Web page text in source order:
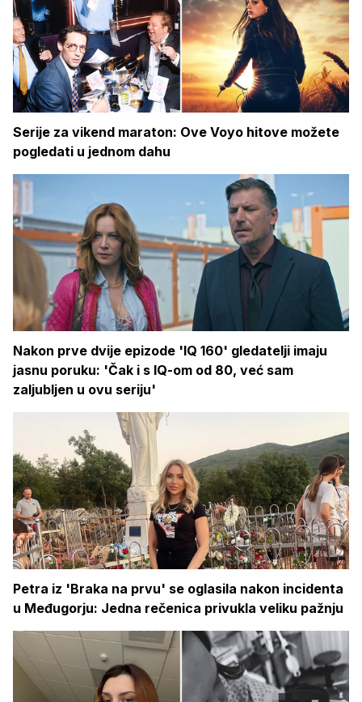
Serije za vikend maraton: Ove Voyo hitove možete
pogledati u jednom dahu
Nakon prve dvije epizode 'IQ 160' gledatelji imaju
jasnu poruku: 'Čak i s IQ-om od 80, već sam
zaljubljen u ovu seriju'
Petra iz 'Braka na prvu' se oglasila nakon incidenta
u Međugorju: Jedna rečenica privukla veliku pažnju